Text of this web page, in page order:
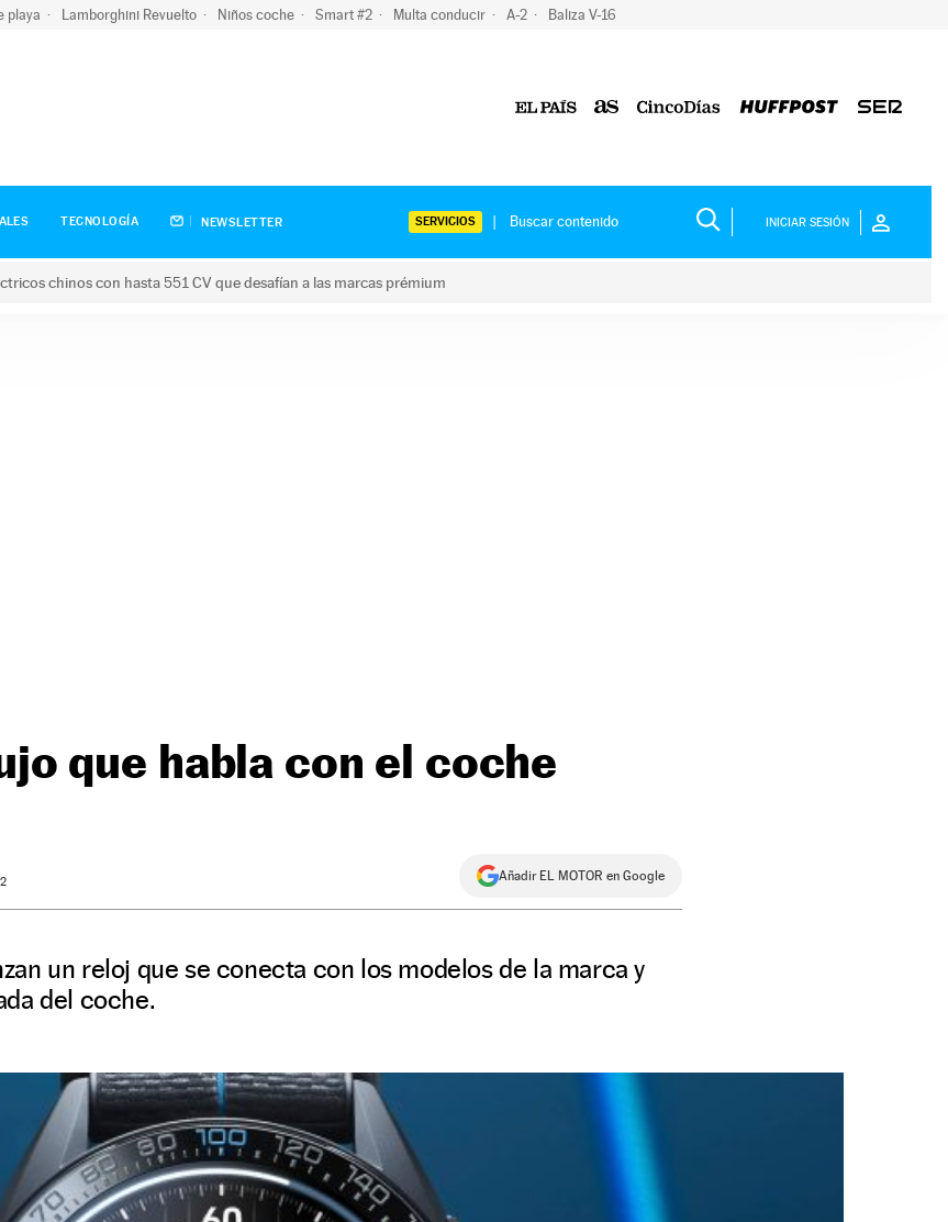
playa Lamborghini Revuelto Niños coche Smart #2 Multa conducir A-2 Baliza V-16
TECNOLOGÍA NEWSLETTER SERVICIOS INICIAR SESIÓN
chinos con hasta 551 CV que desafían a las marcas prémium
que habla con el coche
Añadir EL MOTOR en Google
un reloj que se conecta con los modelos de la marca y
del coche.